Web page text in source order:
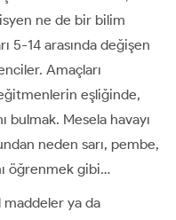
ne de bir bilim
5-14 arasında değişen
Amaçları
eşliğinde,
bulmak. Mesela havayı
neden sarı, pembe,
öğrenmek gibi…
maddeler ya da